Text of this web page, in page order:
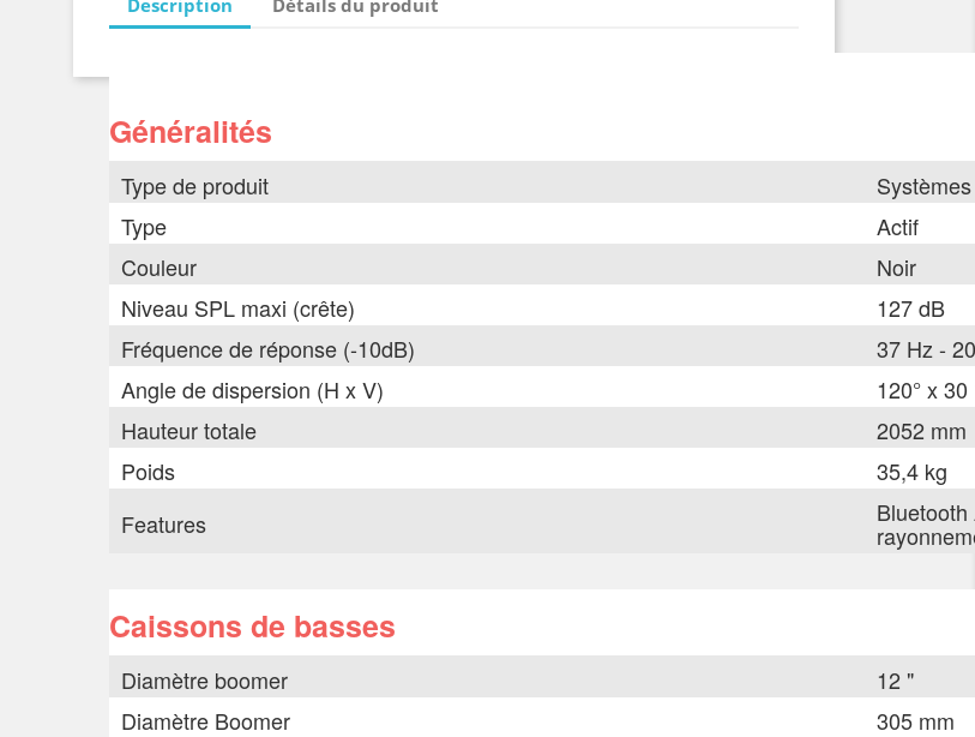
Généralités
Type de produit
Type
Actif
Couleur
Noir
Niveau SPL maxi (crête)
127 dB
Fréquence de réponse (-10dB)
37 Hz -
Angle de dispersion (H x V)
120° x 30
Hauteur totale
2052 mm
Poids
35,4 kg
Features
Caissons de basses
Diamètre boomer
12 "
Diamètre Boomer
305 mm